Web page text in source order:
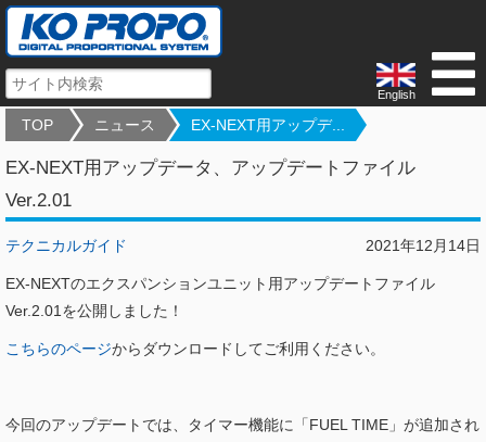
English
TOP ニュース EX-NEXT用アップデ...
EX-NEXT用アップデータ、アップデートファイル
Ver.2.01
2021年12月14日
テクニカルガイド
EX-NEXTのエクスパンションユニット用アップデートファイル
Ver.2.01を公開しました！
こちらのページからダウンロードしてご利用ください。
今回のアップデートでは、タイマー機能に「FUEL TIME」が追加され